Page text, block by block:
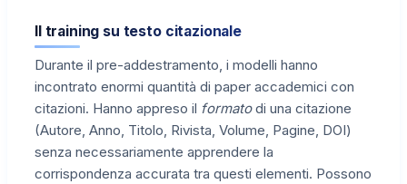
Il training su testo citazionale
Durante il pre-addestramento, i modelli hanno
incontrato enormi quantità di paper accademici con
citazioni. Hanno appreso il formatodi una citazione
(Autore, Anno, Titolo, Rivista, Volume, Pagine, DOI)
senza necessariamente apprendere la
corrispondenza accurata tra questi elementi. Possono